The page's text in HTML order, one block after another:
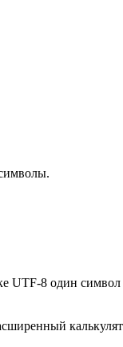
UTF-8 один